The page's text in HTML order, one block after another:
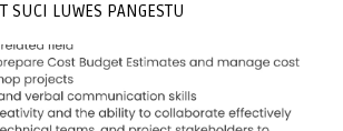
LUWES PANGESTU